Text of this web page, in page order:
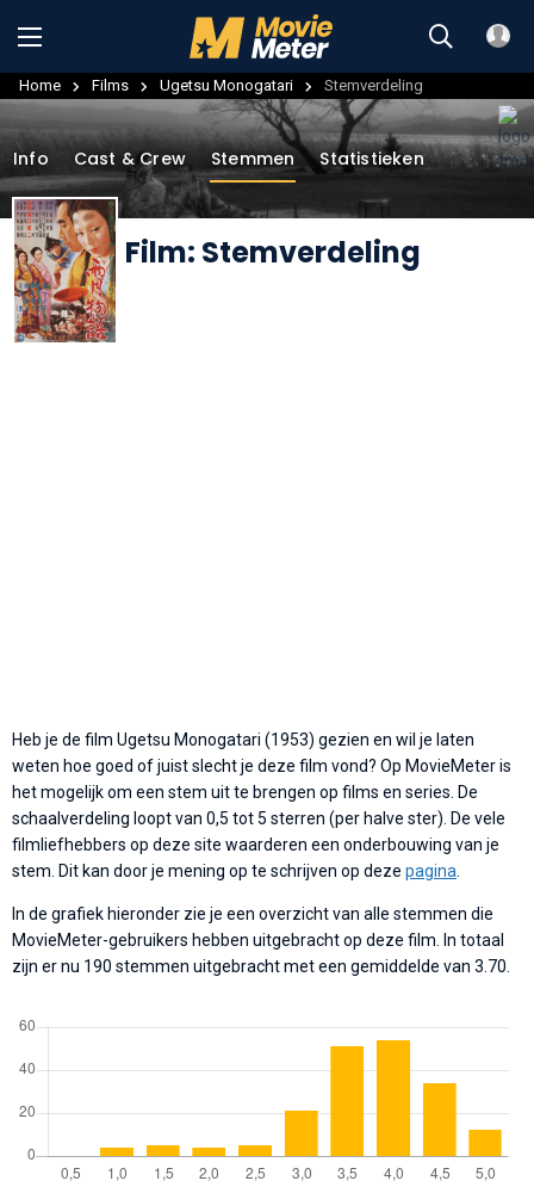
Home Films Ugetsu Monogatari Stemverdeling
Film: Stemverdeling
Info Cast & Crew Stemmen Statistieken
Heb je de film Ugetsu Monogatari (1953) gezien en wil je laten
weten hoe goed of juist slecht je deze film vond? Op MovieMeter is
het mogelijk om een stem uit te brengen op films en series. De
schaalverdeling loopt van 0,5 tot 5 sterren (per halve ster). De vele
filmliefhebbers op deze site waarderen een onderbouwing van je
stem. Dit kan door je mening op te schrijven op deze pagina
In de grafiek hieronder zie je een overzicht van alle stemmen die
MovieMeter-gebruikers hebben uitgebracht op deze film. In totaal
zijn er nu 190 stemmen uitgebracht met een gemiddelde van 3.70.